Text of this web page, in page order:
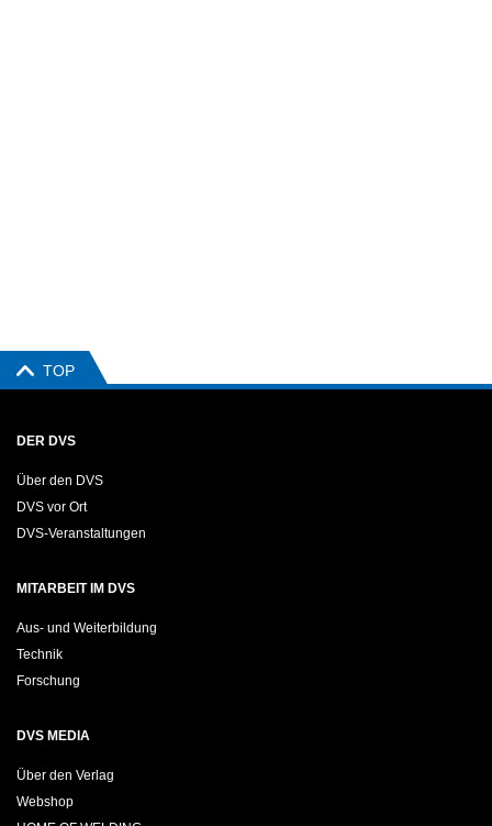
TOP
DER DVS
Über den DVS
DVS vor Ort
DVS-Veranstaltungen
MITARBEIT IM DVS
Aus- und Weiterbildung
Technik
Forschung
DVS MEDIA
Über den Verlag
Webshop